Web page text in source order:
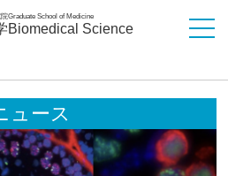
院Graduate School of Medicine
Biomedical Science
ュース